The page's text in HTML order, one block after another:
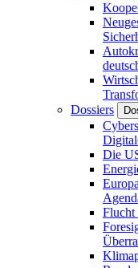
Dossiers
Die
Flucht